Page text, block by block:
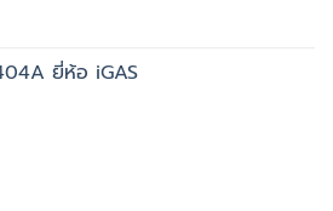
ยี่ห้อ iGAS